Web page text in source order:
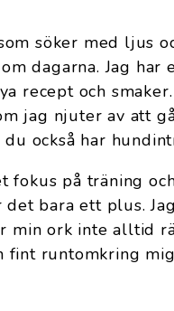
söker med ljus
dagarna. Jag har
recept och
jag njuter av att
också har
fokus på träning
bara ett plus.
min ork inte alltid
fint runtomkring